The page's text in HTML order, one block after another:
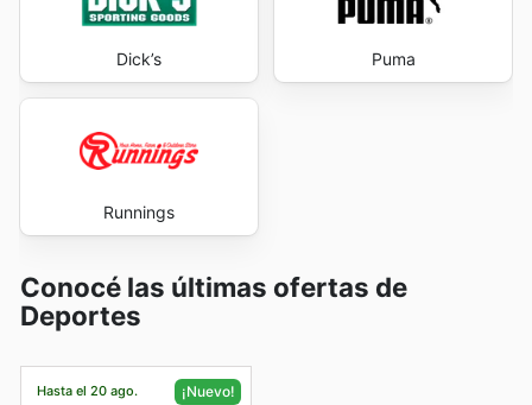
Dick’s Puma
Runnings
Conocé las últimas ofertas de
Deportes
Hasta el 20 ago. ¡Nuevo!